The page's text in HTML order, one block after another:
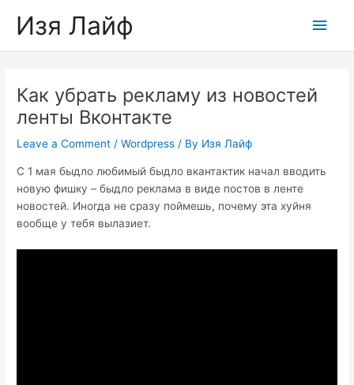
Изя Лайф
Main
Как убрать рекламу из новостей
ленты Вконтакте
Leave a Comment /Wordpress / By Изя Лайф
С 1 мая быдло любимый быдло вкантактик начал вводить
новую фишку – быдло реклама в виде постов в ленте
новостей. Иногда не сразу поймешь, почему эта хуйня
вообще у тебя вылазиет.